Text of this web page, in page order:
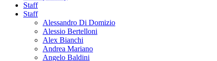
Staff
Staff
Alessandro Di Domizio
Alessio Bertelloni
Alex Bianchi
Andrea Mariano
Angelo Baldini